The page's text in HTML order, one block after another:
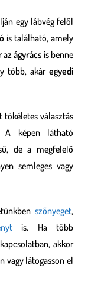
egy lábvég felől
is található, amely
az ágyrács is benne
több, akár egyedi
tökéletes választás
A képen látható
de a megfelelő
semleges vagy
szőnyeget,
is. Ha több
akkor
vagy látogasson el